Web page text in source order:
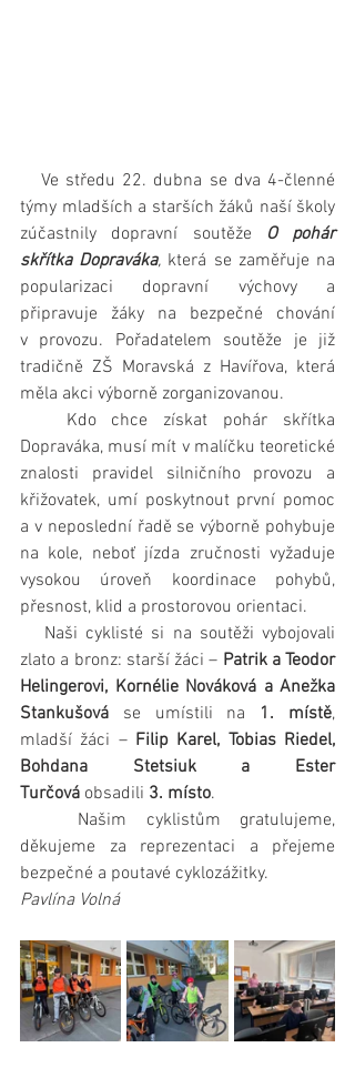
Ve středu 22. dubna se dva 4-členné
týmy mladších a starších žáků naší školy
zúčastnily dopravní soutěže
O pohár
skřítka Dopraváka, která se zaměřuje na
popularizaci dopravní výchovy a
připravuje žáky na bezpečné chování
v provozu. Pořadatelem soutěže je již
tradičně ZŠ Moravská z Havířova, která
měla akci výborně zorganizovanou.
Kdo chce získat pohár skřítka
Dopraváka, musí mít v malíčku teoretické
znalosti pravidel silničního provozu a
křižovatek, umí poskytnout první pomoc
a v neposlední řadě se výborně pohybuje
na kole, neboť jízda zručnosti vyžaduje
vysokou úroveň koordinace pohybů,
přesnost, klid a prostorovou orientaci.
Naši cyklisté si na soutěži vybojovali
zlato a bronz: starší žáci – Patrik a Teodor
Helingerovi, Kornélie Nováková a Anežka
Stankušová se umístili na 1. místě,
mladší žáci – Filip Karel, Tobias Riedel,
Bohdana Stetsiuk a Ester
Turčová obsadili 3. místo.
Našim cyklistům gratulujeme,
děkujeme za reprezentaci a přejeme
bezpečné a poutavé cyklozážitky.
Pavlína Volná